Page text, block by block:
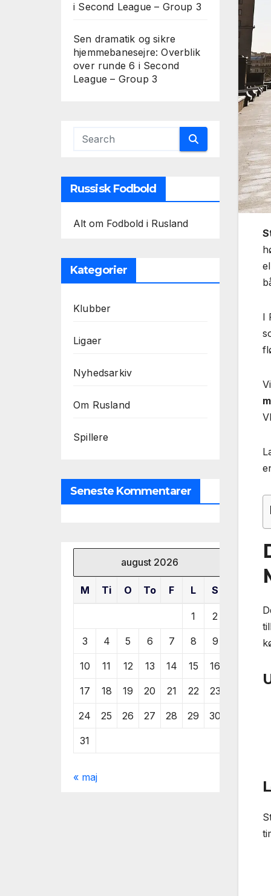
i Second League – Group 3
Sen dramatik og sikre
hjemmebanesejre: Overblik
over runde 6 i Second
League – Group 3
Russisk Fodbold
Alt om Fodbold i Rusland
Kategorier
Klubber
Ligaer
Nyhedsarkiv
Om Rusland
Spillere
Seneste Kommentarer
august 2026
M Ti O To F L S
1 2
3 4 5 6 7 8 9
10 11 12 13 14 15 16
17 18 19 20 21 22 23
24 25 26 27 28 29 30
31
« maj
I